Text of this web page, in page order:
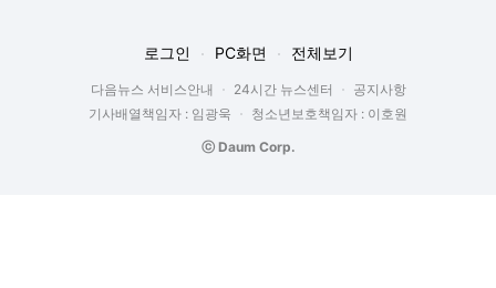
로그인 PC화면 전체보기
다음뉴스 서비스안내 24시간 뉴스센터
공지사항
기사배열책임자 : 임광욱
청소년보호책임자 : 이호원
ⓒ Daum Corp.